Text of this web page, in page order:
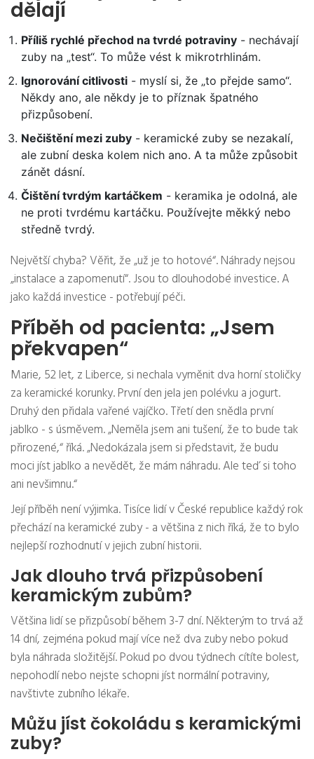
dělají
Příliš rychlé přechod na tvrdé potraviny - nechávají
zuby na „test“. To může vést k mikrotrhlinám.
Ignorování citlivosti - myslí si, že „to přejde samo“.
Někdy ano, ale někdy je to příznak špatného
přizpůsobení.
Nečištění mezi zuby - keramické zuby se nezakalí,
ale zubní deska kolem nich ano. A ta může způsobit
zánět dásní.
Čištění tvrdým kartáčkem - keramika je odolná, ale
ne proti tvrdému kartáčku. Používejte měkký nebo
středně tvrdý.
Největší chyba? Věřit, že „už je to hotové“. Náhrady nejsou
„instalace a zapomenutí“. Jsou to dlouhodobé investice. A
jako každá investice - potřebují péči.
Příběh od pacienta: „Jsem
překvapen“
Marie, 52 let, z Liberce, si nechala vyměnit dva horní stoličky
za keramické korunky. První den jela jen polévku a jogurt.
Druhý den přidala vařené vajíčko. Třetí den snědla první
jablko - s úsměvem. „Neměla jsem ani tušení, že to bude tak
přirozené,“ říká. „Nedokázala jsem si představit, že budu
moci jíst jablko a nevědět, že mám náhradu. Ale teď si toho
ani nevšimnu.“
Její příběh není výjimka. Tisíce lidí v České republice každý rok
přechází na keramické zuby - a většina z nich říká, že to bylo
nejlepší rozhodnutí v jejich zubní historii.
Jak dlouho trvá přizpůsobení
keramickým zubům?
Většina lidí se přizpůsobí během 3-7 dní. Některým to trvá až
14 dní, zejména pokud mají více než dva zuby nebo pokud
byla náhrada složitější. Pokud po dvou týdnech cítíte bolest,
nepohodlí nebo nejste schopni jíst normální potraviny,
navštivte zubního lékaře.
Můžu jíst čokoládu s keramickými
zuby?